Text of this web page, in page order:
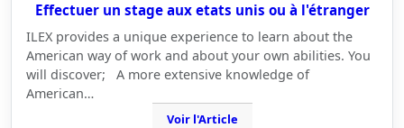
Effectuer un stage aux etats unis ou à l'étranger
ILEX provides a unique experience to learn about the
American way of work and about your own abilities. You
will discover; A more extensive knowledge of
American…
Voir l'Article